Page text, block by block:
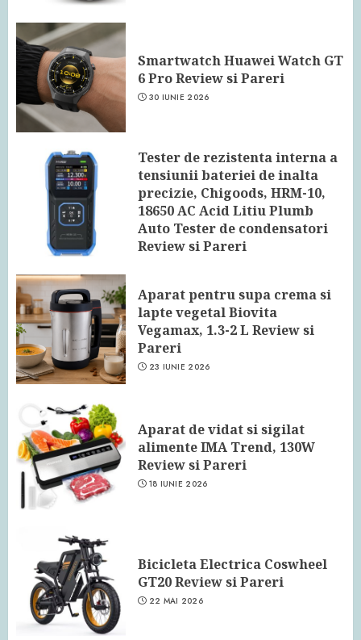
Smartwatch Huawei Watch GT
6 Pro Review si Pareri
30 IUNIE 2026
Tester de rezistenta interna a
tensiunii bateriei de inalta
precizie, Chigoods, HRM-10,
18650 AC Acid Litiu Plumb
Auto Tester de condensatori
Review si Pareri
Aparat pentru supa crema si
lapte vegetal Biovita
Vegamax, 1.3-2 L Review si
Pareri
23 IUNIE 2026
Aparat de vidat si sigilat
alimente IMA Trend, 130W
Review si Pareri
18 IUNIE 2026
Bicicleta Electrica Coswheel
GT20 Review si Pareri
22 MAI 2026